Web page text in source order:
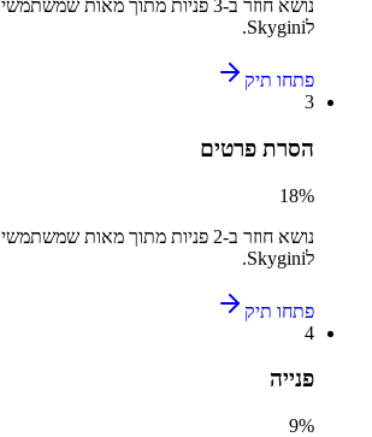
נושא חוזר ב-3 פניות מתוך מאות שמשתמשי
לSkygini
.
פתחו תיק
3
הסרת פרטים
18%
נושא חוזר ב-2 פניות מתוך מאות שמשתמשי
לSkygini
.
פתחו תיק
4
פנייה
9%